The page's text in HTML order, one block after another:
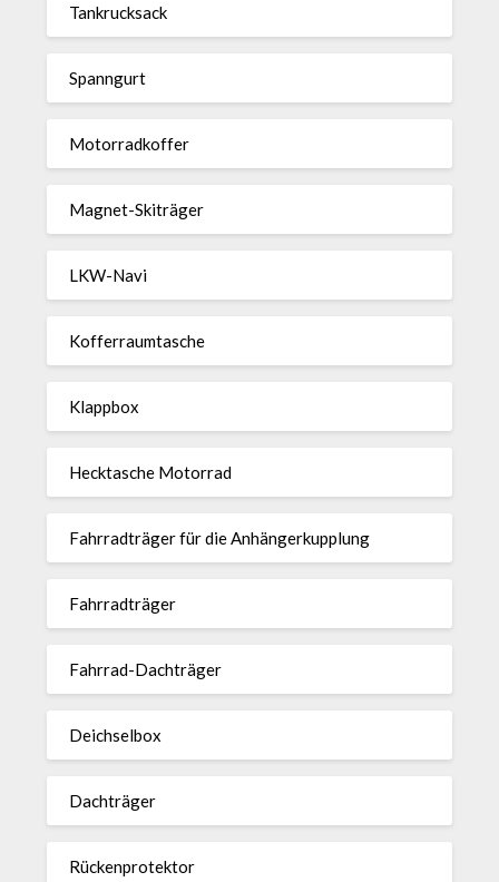
Tan­kruck­sack
Spann­gurt
Motor­rad­koffer
Magnet-Ski­träger
LKW-Navi
Kof­fer­raum­ta­sche
Klappbox
Heck­ta­sche Motorrad
Fahr­rad­träger für die Anhän­ger­kup­p­lung
Fahr­rad­träger
Fahrrad-Dach­träger
Deich­selbox
Dach­träger
Rücken­pro­tektor